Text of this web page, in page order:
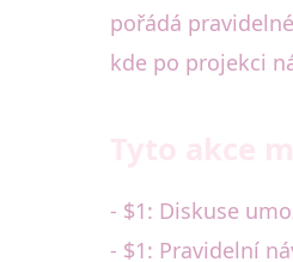
pořádá
kde po projekci
- $1: Diskuse
- $1: Pravidelní